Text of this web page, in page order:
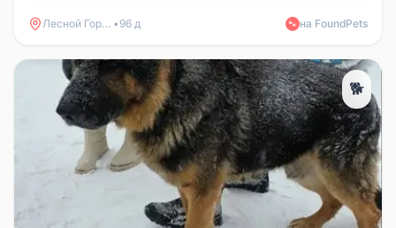
Лесной Городок • 96 д 🐾 на FoundPets
🐕